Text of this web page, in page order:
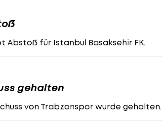
Abstoß für Istanbul Basaksehir FK.
gehalten
von Trabzonspor wurde gehalten.